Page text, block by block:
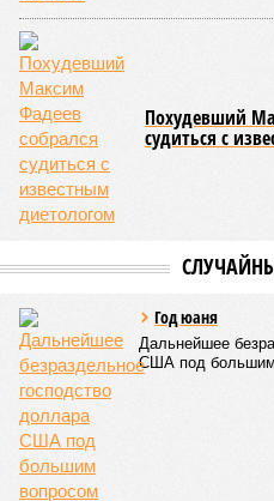
Похудевший
судиться с
Год юаня
Дальнейшее
США под